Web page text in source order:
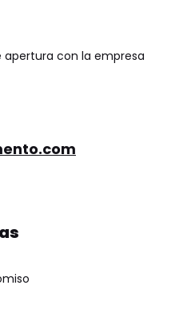
apertura con la empresa